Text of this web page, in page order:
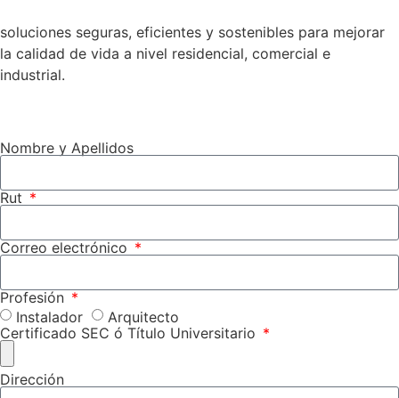
soluciones seguras, eficientes y sostenibles para mejorar
la calidad de vida a nivel residencial, comercial e
industrial.
Nombre y Apellidos
Rut
Correo electrónico
Profesión
Instalador
Arquitecto
Certificado SEC ó Título Universitario
Dirección